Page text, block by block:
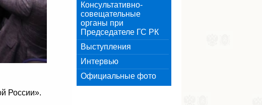
России».
Консультативно-
совещательные
органы при
Председателе ГС РК
Выступления
Интервью
Официальные фото